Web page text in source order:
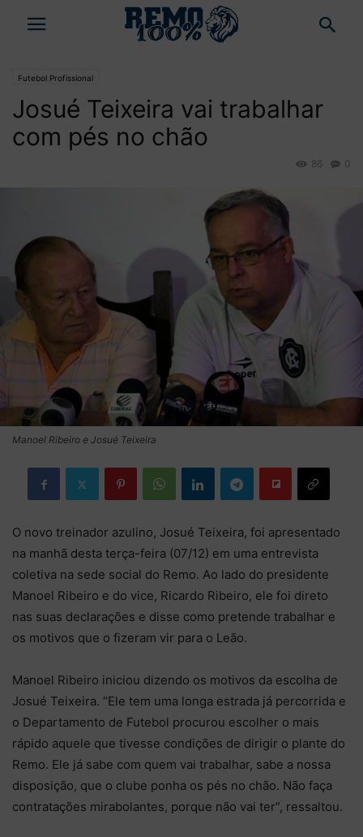
Futebol Profissional
Josué Teixeira vai trabalhar
com pés no chão
0
86
Manoel Ribeiro e Josué Teixeira
O novo treinador azulino, Josué Teixeira, foi apresentado
na manhã desta terça-feira (07/12) em uma entrevista
coletiva na sede social do Remo. Ao lado do presidente
Manoel Ribeiro e do vice, Ricardo Ribeiro, ele foi direto
nas suas declarações e disse como pretende trabalhar e
os motivos que o fizeram vir para o Leão.
Manoel Ribeiro iniciou dizendo os motivos da escolha de
Josué Teixeira. “Ele tem uma longa estrada já percorrida e
o Departamento de Futebol procurou escolher o mais
rápido aquele que tivesse condições de dirigir o plante do
Remo. Ele já sabe com quem vai trabalhar, sabe a nossa
disposição, que o clube ponha os pés no chão. Não faça
contratações mirabolantes, porque não vai ter”, ressaltou.